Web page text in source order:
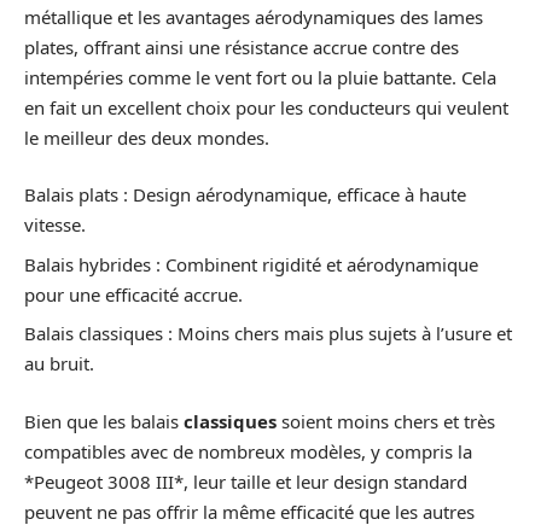
métallique et les avantages aérodynamiques des lames
plates, offrant ainsi une résistance accrue contre des
intempéries comme le vent fort ou la pluie battante. Cela
en fait un excellent choix pour les conducteurs qui veulent
le meilleur des deux mondes.
Balais plats : Design aérodynamique, efficace à haute
vitesse.
Balais hybrides : Combinent rigidité et aérodynamique
pour une efficacité accrue.
Balais classiques : Moins chers mais plus sujets à l’usure et
au bruit.
Bien que les balais classiques soient moins chers et très
compatibles avec de nombreux modèles, y compris la
*Peugeot 3008 III*, leur taille et leur design standard
peuvent ne pas offrir la même efficacité que les autres